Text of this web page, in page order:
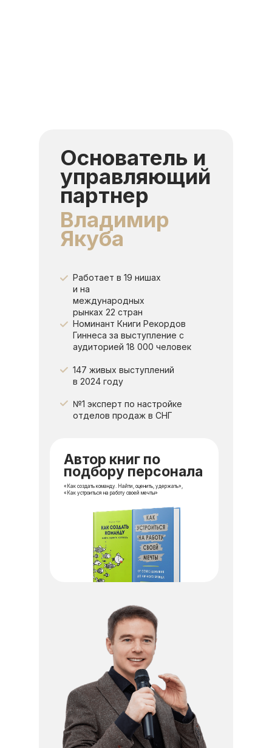
Основатель и
управляющий
партнер
Владимир
Якуба
Работает в 19 нишах
и на
международных
рынках 22 стран
Номинант Книги Рекордов
Гиннеса за выступление с
аудиторией 18 000 человек
147 живых выступлений
в 2024 году
№1 эксперт по настройке
отделов продаж в СНГ
Автор книг по
подбору персонала
«Как создать команду. Найти, оценить, удержать»,
«Как устроиться на работу своей мечты»